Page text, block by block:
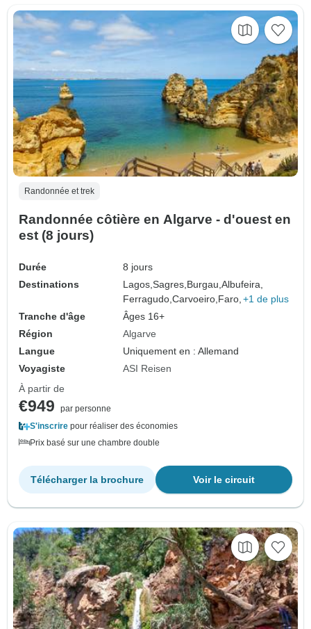
Randonnée et trek
Randonnée côtière en Algarve - d'ouest en
est (8 jours)
Durée
8 jours
Destinations
Lagos,Sagres,Burgau,Albufeira,
Ferragudo,Carvoeiro,Faro, +1 de plus
Tranche d'âge
Âges 16+
Région
Algarve
Langue
Uniquement en : Allemand
Voyagiste
ASI Reisen
À partir de
€949
par personne
S'inscrire pour réaliser des économies
Prix basé sur une chambre double
Voir le circuit
Télécharger la brochure